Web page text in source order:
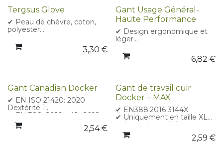
✔ Doublure isolante
insulatex
Tergsus Glove
✔ Peau de chèvre, coton,
polyester
✔ EN 388: 2016 + A1 : 2018
3142X
3,30 €
Gant Usage Général-
Haute Performance
✔ Design ergonomique et
léger
résistance accrue
✔ Poignet réglable avec
élastique et caoutchouc
✔ Usage polyvalent :
convient aux travaux de
manutention, d’assemblage,
de bricolage ou de
maintenance légère.
6,82 €
Gant Canadian Docker
✔ EN ISO 21420: 2020
Dextérité 1
✔ EN 388: 2016 + A1 : 2018
4111X
✔ Certifié CE
2,54€
Gant de travail cuir
Docker – MAX
✔ EN388:2016 3144X
✔ Uniquement en taille XL
✔ Adapté aux tâches de
construction, manutention
et maçonnerie légère 2,59 €